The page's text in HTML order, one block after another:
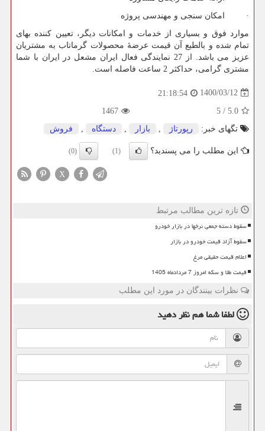
· امکان سنجی و مهندسی پروژه
موارد فوق و بسیاری از خدمات و امکانات دیگر، تعیین کننده بهای
تمام شده و بالطبع آن قیمت عرضۀ محصولات گرماتاب به مشتریان
عزیز می باشد. از 27 نمایندگی فعال ایران مشعل در ایران با شما
مشتری گرامی، حداکثر 2 ساعت فاصله است.
1400/03/12
21:18:54
5.0
/
5
1467
تگهای خبر:
رپورتاژ بازار دستگاه فروش
این مطلب را می پسندید؟ (1)
(0)
X
تازه ترین مطالب مرتبط
سقوط دسته جمعی نرخها در بازار خودرو
سقوط آزاد قیمت خودرو در بازار
اعلام قیمت حقیقی مرغ
قیمت طلا و سکه امروز 7 مردادماه 1405
نظرات بینندگان در مورد این مطلب
لطفا شما همنظر دهید